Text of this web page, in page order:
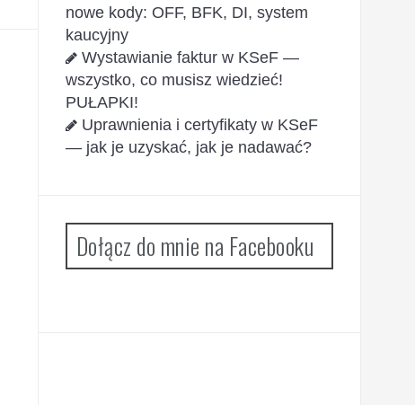
nowe kody: OFF, BFK, DI, system
kaucyjny
Wystawianie faktur w KSeF —
wszystko, co musisz wiedzieć!
PUŁAPKI!
Uprawnienia i certyfikaty w KSeF
— jak je uzyskać, jak je nadawać?
Dołącz do mnie na Facebooku